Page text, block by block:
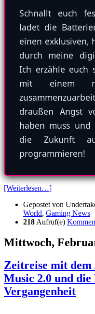
Schnallt euch
ladet die
einen exklusiven,
durch meine
Ich erzähle euch
mit einem
draußen Angst
haben muss und
die Zukunft
programmieren!
[Weiterlesen…]
Gepostet von
World, Gaming News
218 Aufruf(e)
Mittwoch,
Zeitreise mit dem
Music 2.0 und
Vergangenheit